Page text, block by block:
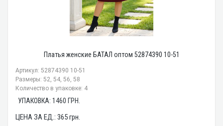
Платья женские БАТАЛ оптом 52874390 10-51
Артикул: 52874390 10-51
Размеры: 52, 54, 56, 58
Количество в упаковке: 4
УПАКОВКА: 1460 ГРН.
ЦЕНА ЗА ЕД.: 365грн.